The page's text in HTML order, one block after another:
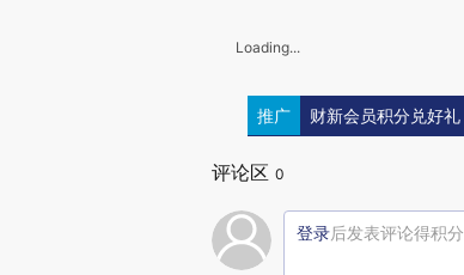
Loading...
推广 财新会员积分兑好礼
评论区 0
登录后发表评论得积分